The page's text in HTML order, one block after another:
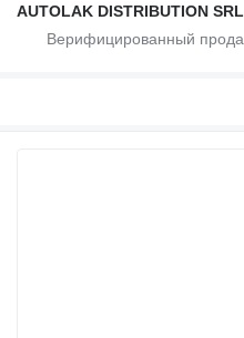
AUTOLAK DISTRIBUTION SRL